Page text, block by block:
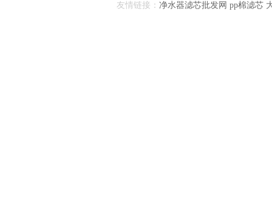
友情链接： 净水器滤芯批发网 pp棉滤芯